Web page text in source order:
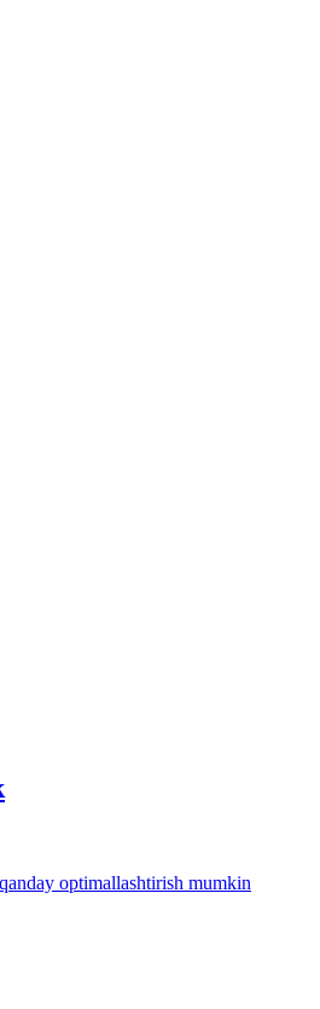
optimallashtirish mumkin